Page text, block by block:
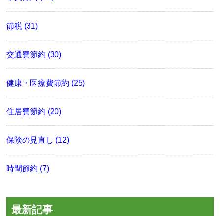
節税 (31)
交通費節約 (30)
健康・医療費節約 (25)
住居費節約 (20)
保険の見直し (12)
時間節約 (7)
最新記事